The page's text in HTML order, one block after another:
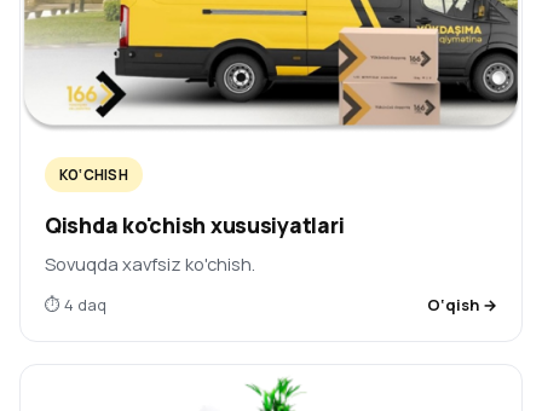
KO‘CHISH
Qishda ko'chish xususiyatlari
Sovuqda xavfsiz ko'chish.
⏱ 4 daq O‘qish →